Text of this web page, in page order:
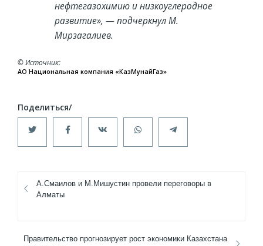
нефтегазохимию и низкоуглеродное
развитие», — подчеркнул М.
Мирзагалиев.
© Источник
АО Национальная компания «КазМунайГаз»
А.Смаилов и М.Мишустин провели переговоры в
Алматы
Правительство прогнозирует рост экономики Казахстана